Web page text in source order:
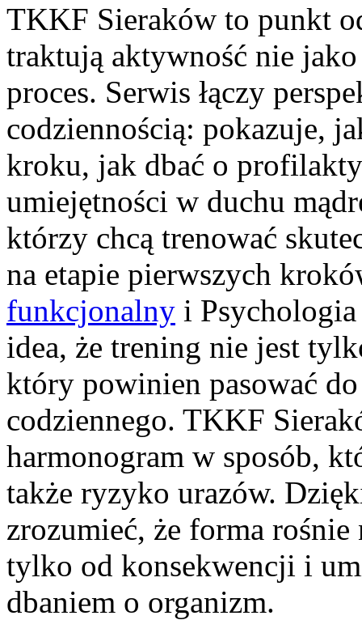
TKKF Sieraków to punkt
traktują aktywność nie
proces. Serwis łączy
codziennością: pokazuje,
kroku, jak dbać o
umiejętności w duchu
którzy chcą trenować
na etapie pierwszych
funkcjonalny i
idea, że trening nie jest
który powinien pasować
codziennego. TKKF
harmonogram w sposób,
także ryzyko urazów.
zrozumieć, że forma
tylko od konsekwencji i
dbaniem o organizm.